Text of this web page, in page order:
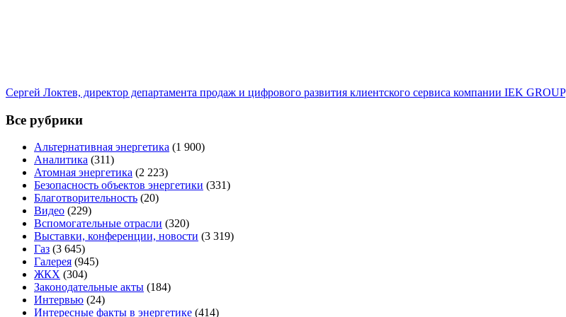
Сергей Локтев, директор департамента продаж и цифрового развития клиентского сервиса компании IEK GROUP
Все рубрики
Альтернативная энергетика (1 900)
Аналитика (311)
Атомная энергетика (2 223)
Безопасность объектов энергетики (331)
Благотворительность (20)
Видео (229)
Вспомогательные отрасли (320)
Выставки, конференции, новости (3 319)
Газ (3 645)
Галерея (945)
ЖКХ (304)
Законодательные акты (184)
Интервью (24)
Интересные факты в энергетике (414)